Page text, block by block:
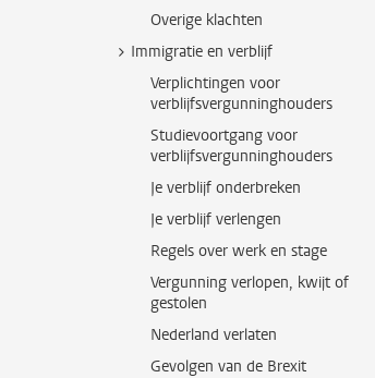
Overige klachten
Immigratie en verblijf
Verplichtingen voor
verblijfsvergunninghouders
Studievoortgang voor
verblijfsvergunninghouders
Je verblijf onderbreken
Je verblijf verlengen
Regels over werk en stage
Vergunning verlopen, kwijt of
gestolen
Nederland verlaten
Gevolgen van de Brexit